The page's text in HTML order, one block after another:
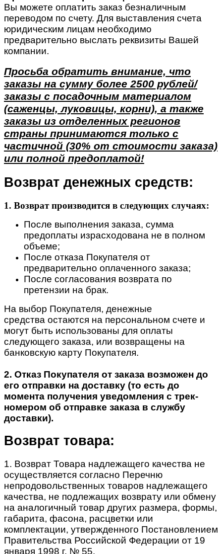
Вы можете оплатить заказ безналичным
переводом по счету. Для выставления счета
юридическим лицам необходимо
предварительно выслать реквизиты Вашей
компании.
Просьба обратить внимание, что
заказы на сумму более 2500 рублей/
заказы с посадочным материалом
(саженцы, луковицы, корни), а также
заказы из отделенных регионов
страны принимаются только с
частичной (30% от стоимости заказа)
или полной предоплатой!
Возврат денежных средств:
1. Возврат производится в следующих случаях:
После выполнения заказа, сумма
предоплаты израсходована не в полном
объеме;
После отказа Покупателя от
предварительно оплаченного заказа;
После согласования возврата по
претензии на брак.
На выбор Покупателя, денежные
средства остаются на персональном счете и
могут быть использованы для оплаты
следующего заказа, или возвращены на
банковскую карту Покупателя.
2. Отказ Покупателя от заказа возможен до
его отправки на доставку (то есть до
момента получения уведомления с трек-
номером об отправке заказа в службу
доставки).
Возврат товара:
1. Возврат Товара надлежащего качества не
осуществляется согласно Перечню
непродовольственных товаров надлежащего
качества, не подлежащих возврату или обмену
на аналогичный товар других размера, формы,
габарита, фасона, расцветки или
комплектации, утвержденного Постановлением
Правительства Российской Федерации от 19
января 1998 г. № 55.